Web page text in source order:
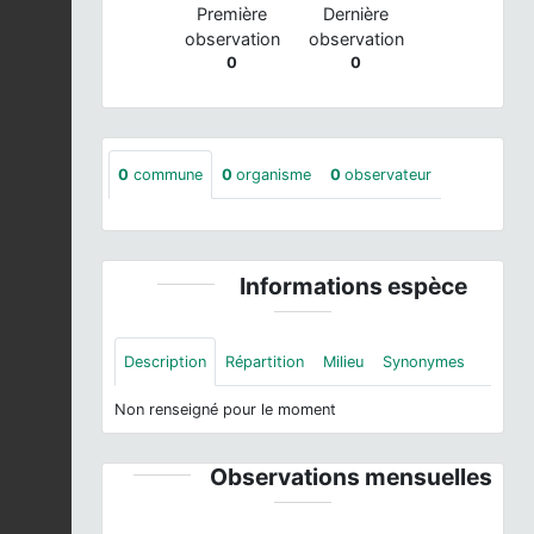
Première
observation
0
Dernière
observation
0
0 commune 0 organisme 0 observateur
Informations espèce
Description Répartition Milieu Synonymes
Non renseigné pour le moment
Observations mensuelles